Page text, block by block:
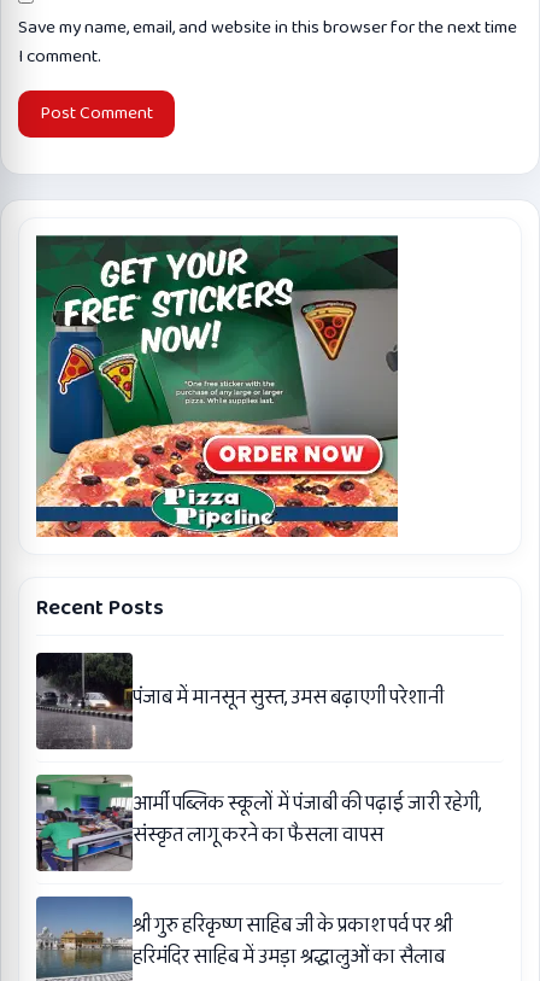
Save my name, email, and website in this browser for the next time
I comment.
Recent Posts
पंजाब में मानसून सुस्त, उमस बढ़ाएगी परेशानी
आर्मी पब्लिक स्कूलों में पंजाबी की पढ़ाई जारी रहेगी,
संस्कृत लागू करने का फैसला वापस
श्री गुरु हरिकृष्ण साहिब जी के प्रकाश पर्व पर श्री
हरिमंदिर साहिब में उमड़ा श्रद्धालुओं का सैलाब